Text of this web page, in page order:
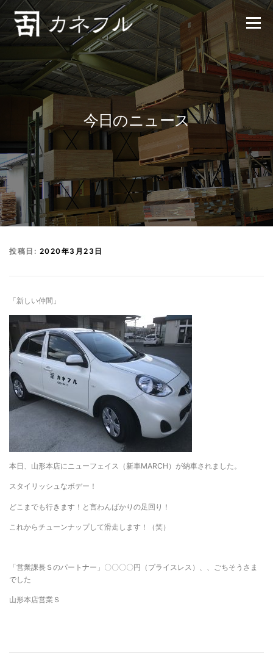
コンテンツへスキップ
メニュー
今日のニュース
投稿日: 2020年3月23日
「新しい仲間」
本日、山形本店にニューフェイス（新車MARCH）が納車されました。
スタイリッシュなボデー！
どこまでも行きます！と言わんばかりの足回り！
これからチューンナップして滑走します！（笑）
「営業課長Ｓのパートナー」〇〇〇〇円（プライスレス）、、ごちそうさま
でした
山形本店営業Ｓ